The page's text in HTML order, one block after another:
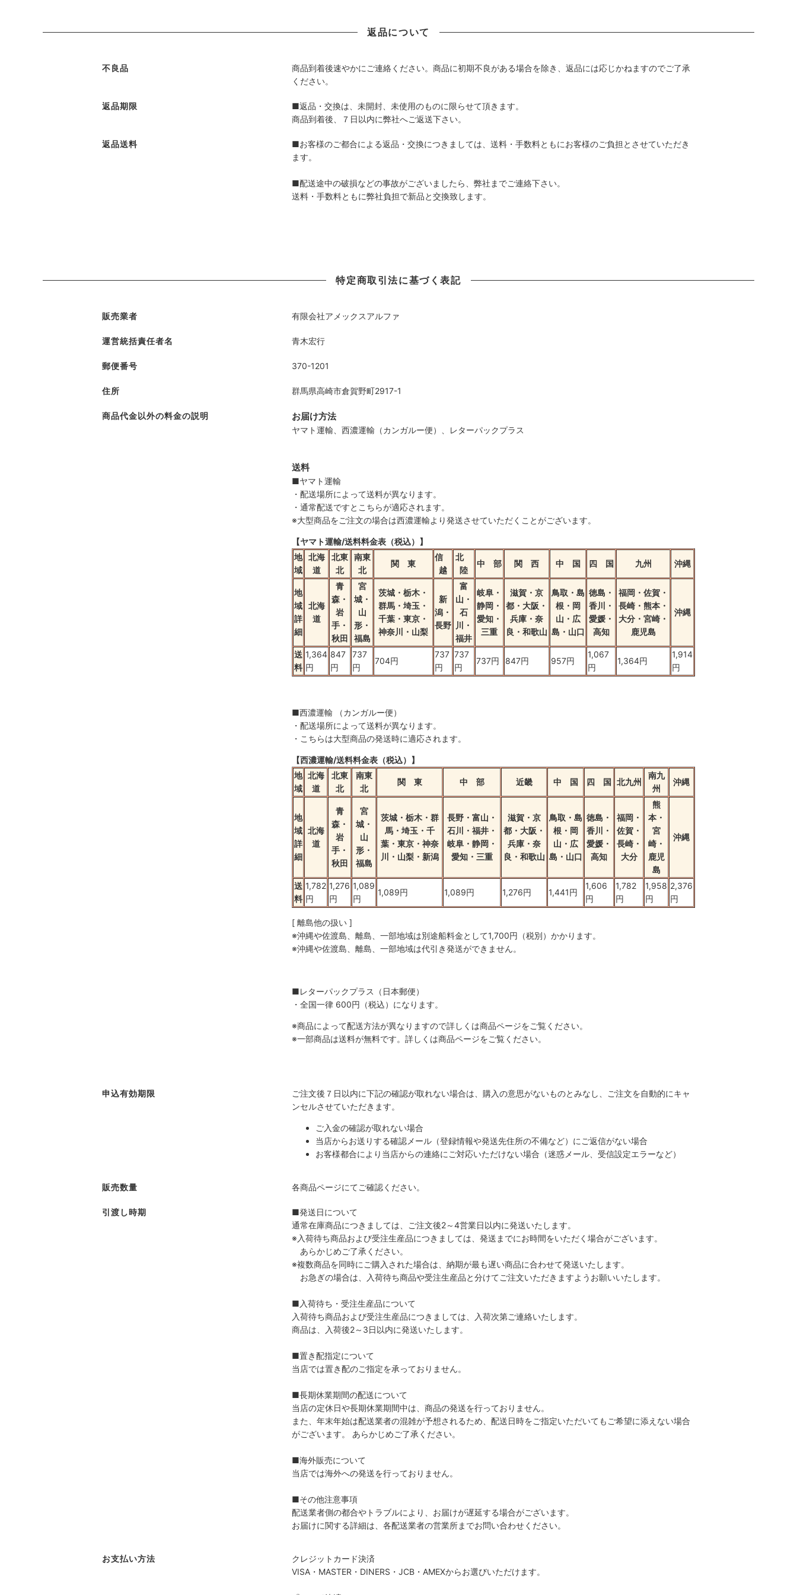
返品について
不良品
商品到着後速やかにご連絡ください。商品に初期不良がある場合を除き、返品には応じかねますのでご了承
ください。
返品期限
■返品・交換は、未開封、未使用のものに限らせて頂きます。
商品到着後、７日以内に弊社へご返送下さい。
返品送料
■お客様のご都合による返品・交換につきましては、送料・手数料ともにお客様のご負担とさせていただき
ます。
■配送途中の破損などの事故がございましたら、弊社までご連絡下さい。
送料・手数料ともに弊社負担で新品と交換致します。
特定商取引法に基づく表記
販売業者 有限会社アメックスアルファ
運営統括責任者名 青木宏行
郵便番号 370-1201
住所 群馬県高崎市倉賀野町2917-1
商品代金以外の料金の説明 お届け方法
ヤマト運輸、西濃運輸（カンガルー便）、レターパックプラス
送料
■ヤマト運輸
・配送場所によって送料が異なります。
・通常配送ですとこちらが適応されます。
※大型商品をご注文の場合は西濃運輸より発送させていただくことがございます。
【ヤマト運輸/送料料金表（税込）】
地
域
北海
道
北東
北
南東
北
関 東
信
越
北
陸
中 部 関 西 中 国 四 国 九州 沖縄
地
域
詳
細
北海
道
青
森・
岩
手・
秋田
宮
城・
山
形・
福島
茨城・栃木・
群馬・埼玉・
千葉・東京・
神奈川・山梨
新
潟・
長野
富
山・
石
川・
福井
岐阜・
静岡・
愛知・
三重
滋賀・京
都・大阪・
兵庫・奈
良・和歌山
鳥取・島
根・岡
山・広
島・山口
徳島・
香川・
愛媛・
高知
福岡・佐賀・
長崎・熊本・
大分・宮崎・
鹿児島
沖縄
送
料
1,364
円
847
円
737
円
704円
737
円
737
円
737円 847円 957円
1,067
円
1,364円
1,914
円
■西濃運輸 （カンガルー便）
・配送場所によって送料が異なります。
・こちらは大型商品の発送時に適応されます。
【西濃運輸/送料料金表（税込）】
地
域
北海
道
北東
北
南東
北
関 東 中 部 近畿 中 国 四 国 北九州
南九
州
沖縄
地
域
詳
細
北海
道
青
森・
岩
手・
秋田
宮
城・
山
形・
福島
茨城・栃木・群
馬・埼玉・千
葉・東京・神奈
川・山梨・新潟
長野・富山・
石川・福井・
岐阜・静岡・
愛知・三重
滋賀・京
都・大阪・
兵庫・奈
良・和歌山
鳥取・島
根・岡
山・広
島・山口
徳島・
香川・
愛媛・
高知
福岡・
佐賀・
長崎・
大分
熊
本・
宮
崎・
鹿児
島
沖縄
送
料
1,782
円
1,276
円
1,089
円
1,089円 1,089円 1,276円 1,441円
1,606
円
1,782
円
1,958
円
2,376
円
[ 離島他の扱い ]
※沖縄や佐渡島、離島、一部地域は別途船料金として1,700円（税別）かかります。
※沖縄や佐渡島、離島、一部地域は代引き発送ができません。
■レターパックプラス（日本郵便）
・全国一律 600円（税込）になります。
※商品によって配送方法が異なりますので詳しくは商品ページをご覧ください。
※一部商品は送料が無料です。詳しくは商品ページをご覧ください。
申込有効期限
ご注文後７日以内に下記の確認が取れない場合は、購入の意思がないものとみなし、ご注文を自動的にキャ
ンセルさせていただきます。
ご入金の確認が取れない場合
当店からお送りする確認メール（登録情報や発送先住所の不備など）にご返信がない場合
お客様都合により当店からの連絡にご対応いただけない場合（迷惑メール、受信設定エラーなど）
販売数量 各商品ページにてご確認ください。
引渡し時期
■発送日について
通常在庫商品につきましては、ご注文後2～4営業日以内に発送いたします。
※入荷待ち商品および受注生産品につきましては、発送までにお時間をいただく場合がございます。
あらかじめご了承ください。
※複数商品を同時にご購入された場合は、納期が最も遅い商品に合わせて発送いたします。
お急ぎの場合は、入荷待ち商品や受注生産品と分けてご注文いただきますようお願いいたします。
■入荷待ち・受注生産品について
入荷待ち商品および受注生産品につきましては、入荷次第ご連絡いたします。
商品は、入荷後2～3日以内に発送いたします。
■置き配指定について
当店では置き配のご指定を承っておりません。
■長期休業期間の配送について
当店の定休日や長期休業期間中は、商品の発送を行っておりません。
また、年末年始は配送業者の混雑が予想されるため、配送日時をご指定いただいてもご希望に添えない場合
がございます。 あらかじめご了承ください。
■海外販売について
当店では海外への発送を行っておりません。
■その他注意事項
配送業者側の都合やトラブルにより、お届けが遅延する場合がございます。
お届けに関する詳細は、各配送業者の営業所までお問い合わせください。
お支払い方法
クレジットカード決済
VISA・MASTER・DINERS・JCB・AMEXからお選びいただけます。